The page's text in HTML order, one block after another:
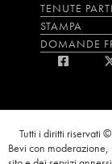
TENUTE
STAMPA
DOMANDE
Tutti i diritti riservati
Bevi con moderazione,